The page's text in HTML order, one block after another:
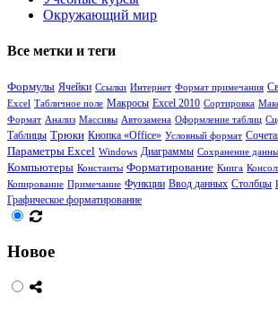
Окружающий мир
Все метки и теги
Формулы Ячейки Ссылки Интернет Формат примечания
Excel Табличное поле Макросы Excel 2010 Сортировка
Формат Анализ Массивы Автозамена Оформление таблиц
Таблицы Трюки Кнопка «Office» Условный формат
Параметры Excel Windows Диаграммы Сохранение
Компьютеры Константы Форматирование Книга
Копирование Примечание Функции Ввод данных Столбцы
Графическое форматирование
Новое